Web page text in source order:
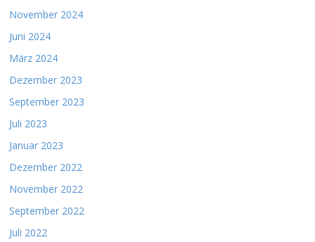
November 2024
Juni 2024
März 2024
Dezember 2023
September 2023
Juli 2023
Januar 2023
Dezember 2022
November 2022
September 2022
Juli 2022